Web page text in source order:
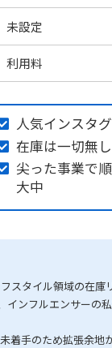
未設定
利用料
人気インスタ
在庫は一切無し
尖った事業で
大中
スタイル領域の在庫
インフルエンサーの
着手のため拡張余地